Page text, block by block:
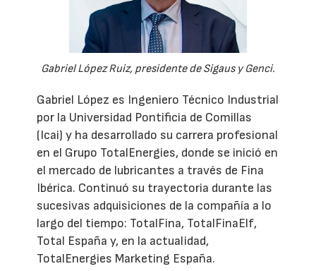
Gabriel López Ruiz, presidente de Sigaus y Genci.
Gabriel López es Ingeniero Técnico Industrial
por la Universidad Pontificia de Comillas
(Icai) y ha desarrollado su carrera profesional
en el Grupo TotalEnergies, donde se inició en
el mercado de lubricantes a través de Fina
Ibérica. Continuó su trayectoria durante las
sucesivas adquisiciones de la compañía a lo
largo del tiempo: TotalFina, TotalFinaElf,
Total España y, en la actualidad,
TotalEnergies Marketing España.